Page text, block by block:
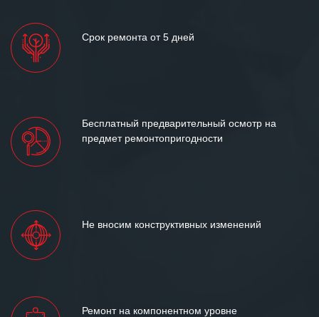
Срок ремонта от 5 дней
Бесплатный предварительный осмотр на
предмет ремонтопригодности
Не вносим конструктивных изменений
Ремонт на компонентном уровне